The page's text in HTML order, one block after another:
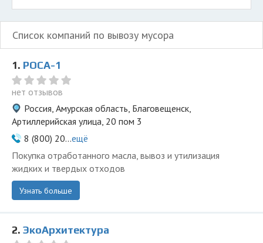
Список компаний по вывозу мусора
1. РОСА-1
нет отзывов
Россия, Амурская область, Благовещенск,
Артиллерийская улица, 20 пом 3
8 (800) 20...ещё
Покупка отработанного масла, вывоз и утилизация
жидких и твердых отходов
Узнать больше
2. ЭкоАрхитектура